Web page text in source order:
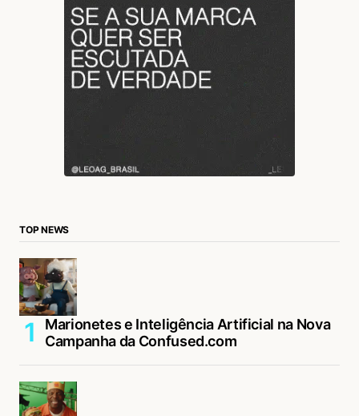
TOP NEWS
Marionetes e Inteligência Artificial na Nova
Campanha da Confused.com